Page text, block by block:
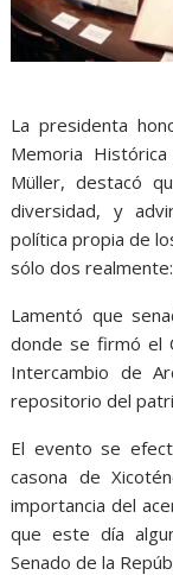
La presidenta
Memoria
Müller, destacó
diversidad, y
política propia de
sólo dos
Lamentó que
donde se firmó el
Intercambio de
repositorio del
El evento se
casona de
importancia del
que este día
Senado de la